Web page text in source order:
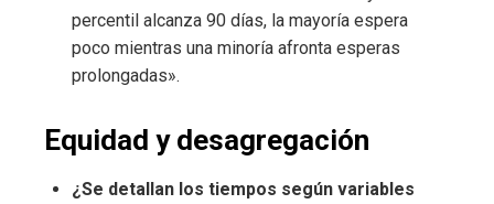
percentil alcanza 90 días, la mayoría espera
poco mientras una minoría afronta esperas
prolongadas».
Equidad y desagregación
¿Se detallan los tiempos según variables